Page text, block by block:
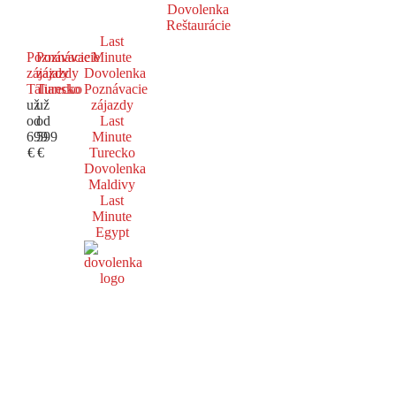
Dovolenka
Reštaurácie
Poznávacie
zájazdy
Taliansko
už
od
699
€
Poznávacie
zájazdy
Turecko
už
od
599
€
Last
Minute
Dovolenka
Poznávacie
zájazdy
Last
Minute
Turecko
Dovolenka
Maldivy
Last
Minute
Egypt